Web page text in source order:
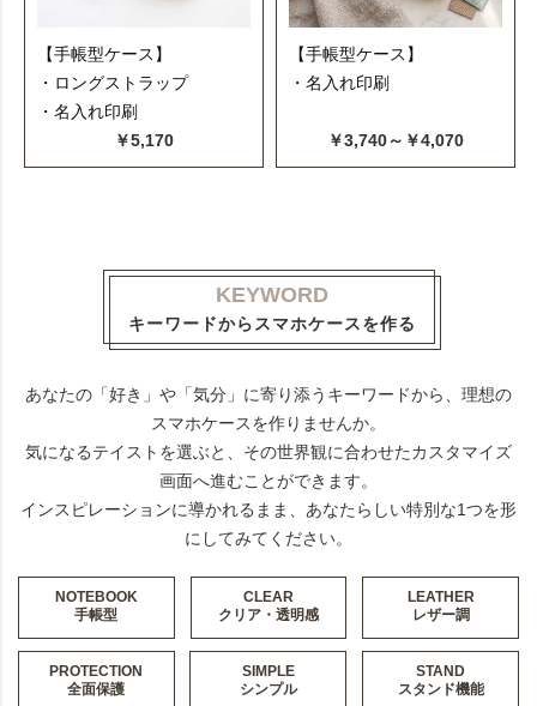
【手帳型ケース】
・ロングストラップ
・名入れ印刷
￥5,170
【手帳型ケース】
・名入れ印刷
￥3,740～￥4,070
KEYWORD
キーワードからスマホケースを作る
あなたの「好き」や「気分」に寄り添うキーワードから、理想の
スマホケースを作りませんか。
気になるテイストを選ぶと、その世界観に合わせたカスタマイズ
画面へ進むことができます。
インスピレーションに導かれるまま、あなたらしい特別な1つを形
にしてみてください。
NOTEBOOK
手帳型
CLEAR
クリア・透明感
LEATHER
レザー調
PROTECTION
全面保護
SIMPLE
シンプル
STAND
スタンド機能